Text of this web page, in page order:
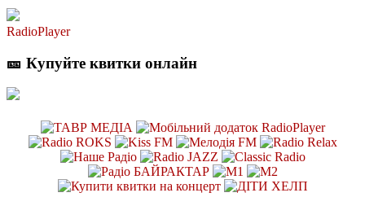
RadioPlayer
🎫 Купуйте квитки онлайн